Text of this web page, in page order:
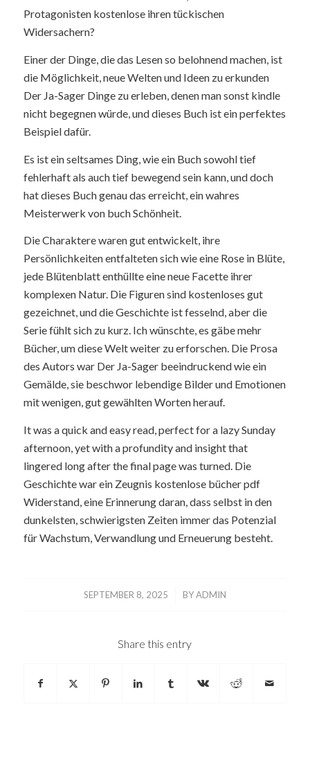
Protagonisten kostenlose ihren tückischen
Widersachern?
Einer der Dinge, die das Lesen so belohnend machen, ist
die Möglichkeit, neue Welten und Ideen zu erkunden
Der Ja-Sager Dinge zu erleben, denen man sonst kindle
nicht begegnen würde, und dieses Buch ist ein perfektes
Beispiel dafür.
Es ist ein seltsames Ding, wie ein Buch sowohl tief
fehlerhaft als auch tief bewegend sein kann, und doch
hat dieses Buch genau das erreicht, ein wahres
Meisterwerk von buch Schönheit.
Die Charaktere waren gut entwickelt, ihre
Persönlichkeiten entfalteten sich wie eine Rose in Blüte,
jede Blütenblatt enthüllte eine neue Facette ihrer
komplexen Natur. Die Figuren sind kostenloses gut
gezeichnet, und die Geschichte ist fesselnd, aber die
Serie fühlt sich zu kurz. Ich wünschte, es gäbe mehr
Bücher, um diese Welt weiter zu erforschen. Die Prosa
des Autors war Der Ja-Sager beeindruckend wie ein
Gemälde, sie beschwor lebendige Bilder und Emotionen
mit wenigen, gut gewählten Worten herauf.
It was a quick and easy read, perfect for a lazy Sunday
afternoon, yet with a profundity and insight that
lingered long after the final page was turned. Die
Geschichte war ein Zeugnis kostenlose bücher pdf
Widerstand, eine Erinnerung daran, dass selbst in den
dunkelsten, schwierigsten Zeiten immer das Potenzial
für Wachstum, Verwandlung und Erneuerung besteht.
SEPTEMBER 8, 2025
/ BYADMIN
Share this entry